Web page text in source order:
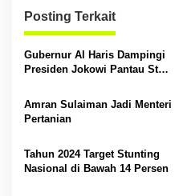
g
a
s
p
o
s
Posting Terkait
Gubernur Al Haris Dampingi
Presiden Jokowi Pantau Stok
Bungo
Amran Sulaiman Jadi Menteri
Pertanian
Tahun 2024 Target Stunting
Nasional di Bawah 14 Persen